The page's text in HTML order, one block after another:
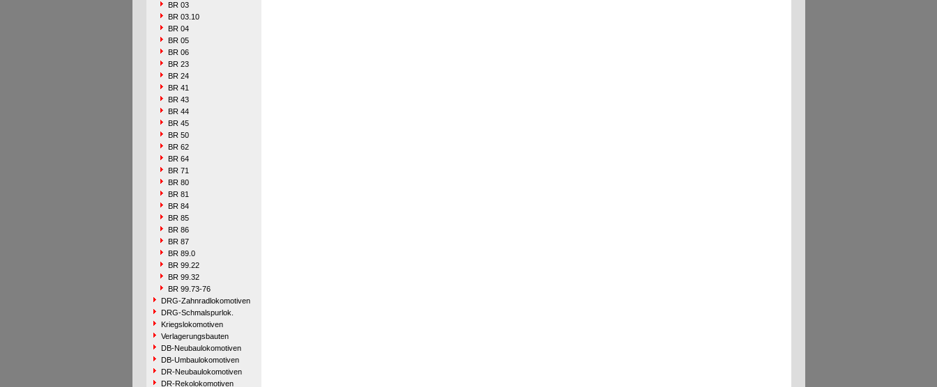
BR 03
BR 03.10
BR 04
BR 05
BR 06
BR 23
BR 24
BR 41
BR 43
BR 44
BR 45
BR 50
BR 62
BR 64
BR 71
BR 80
BR 81
BR 84
BR 85
BR 86
BR 87
BR 89.0
BR 99.22
BR 99.32
BR 99.73-76
DRG-Zahnradlokomotiven
DRG-Schmalspurlok.
Kriegslokomotiven
Verlagerungsbauten
DB-Neubaulokomotiven
DB-Umbaulokomotiven
DR-Neubaulokomotiven
DR-Rekolokomotiven